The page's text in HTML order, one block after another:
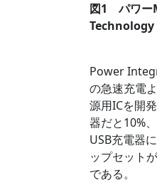
図1 パワー
Technology
Power
の急速充電
源用ICを開
器だと10%
USB充電器
ップセット
である。